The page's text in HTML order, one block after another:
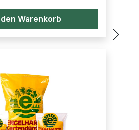
Warenkorb